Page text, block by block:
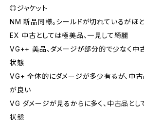
◎ジャケット
NM 新品同様。シールドが切れているがほ
EX 中古としては極美品、一見して綺麗
VG++ 美品、ダメージが部分的で少なく中
状態
VG+ 全体的にダメージが多少有るが、中
が良い
VG ダメージが見るからに多く、中古品と
状態